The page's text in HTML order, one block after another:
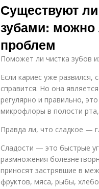
Существуют
зубами: можно
проблем
Поможет ли чистка зубов
Если кариес уже развился,
справится. Но она
регулярно и правильно,
микрофлоры в полости
Правда ли, что сладкое —
Сладости — это быстрые
размножения
приносят застрявшие в
фруктов, мяса, рыбы,